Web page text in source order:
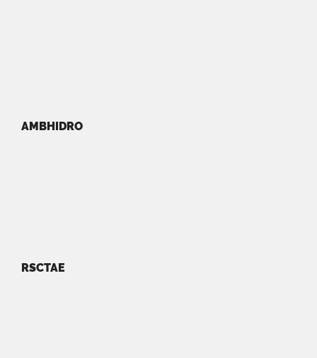
AMBHIDRO
RSCTAE